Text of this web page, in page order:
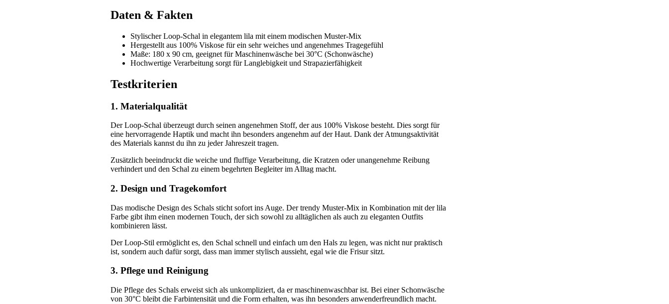
Daten & Fakten
Stylischer Loop-Schal in elegantem lila mit einem modischen Muster-Mix
Hergestellt aus 100% Viskose für ein sehr weiches und angenehmes Tragegefühl
Maße: 180 x 90 cm, geeignet für Maschinenwäsche bei 30°C (Schonwäsche)
Hochwertige Verarbeitung sorgt für Langlebigkeit und Strapazierfähigkeit
Testkriterien
1. Materialqualität
Der Loop-Schal überzeugt durch seinen angenehmen Stoff, der aus 100% Viskose besteht. Dies sorgt für
eine hervorragende Haptik und macht ihn besonders angenehm auf der Haut. Dank der Atmungsaktivität
des Materials kannst du ihn zu jeder Jahreszeit tragen.
Zusätzlich beeindruckt die weiche und fluffige Verarbeitung, die Kratzen oder unangenehme Reibung
verhindert und den Schal zu einem begehrten Begleiter im Alltag macht.
2. Design und Tragekomfort
Das modische Design des Schals sticht sofort ins Auge. Der trendy Muster-Mix in Kombination mit der lila
Farbe gibt ihm einen modernen Touch, der sich sowohl zu alltäglichen als auch zu eleganten Outfits
kombinieren lässt.
Der Loop-Stil ermöglicht es, den Schal schnell und einfach um den Hals zu legen, was nicht nur praktisch
ist, sondern auch dafür sorgt, dass man immer stylisch aussieht, egal wie die Frisur sitzt.
3. Pflege und Reinigung
Die Pflege des Schals erweist sich als unkompliziert, da er maschinenwaschbar ist. Bei einer Schonwäsche
von 30°C bleibt die Farbintensität und die Form erhalten, was ihn besonders anwenderfreundlich macht.